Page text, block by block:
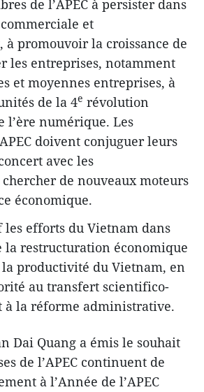
de l’APEC à persister dans
et
à promouvoir la croissance de
les entreprises, notamment
et moyennes entreprises, à
de la 4e révolution
l’ère numérique. Les
doivent conjuguer leurs
avec les
de nouveaux moteurs
économique.
efforts du Vietnam dans
la restructuration économique
la productivité du Vietnam, en
au transfert scientifico-
à la réforme administrative.
Dai Quang a émis le souhait
de l’APEC continuent de
à l’Année de l’APEC